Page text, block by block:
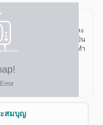
สสวท. คือการสอบ
ริยะทางวิทยาศาสตร์และ
สวท. จะมุ้งเน้นความเป็น
อร์สเรียนจะเป็นการฝึกทำ
ชุด ดังนี้
ป.ปลาย ชุดที่ 1
ป.ปลาย ชุดที่ 2
ป.ปลาย ชุดที่ 3
สมบุญ